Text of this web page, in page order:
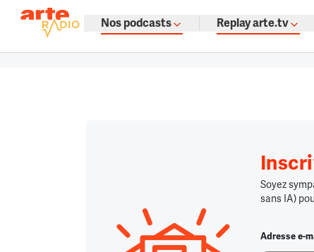
Retour à la page d'accueil
La fine fleur du podcast par ARTE
Podcasts à gogo : émissions,
Nos podcasts Replay arte.tv
Soyez
sans IA)
Adresse e-